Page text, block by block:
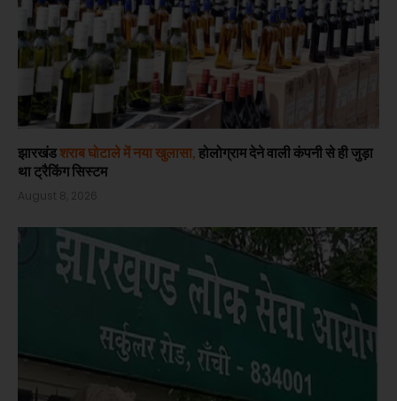
झारखंडशराब घोटाले में नया खुलासा, होलोग्राम देने वाली कंपनी से ही जुड़ा
था ट्रैकिंग सिस्टम
August 8, 2026